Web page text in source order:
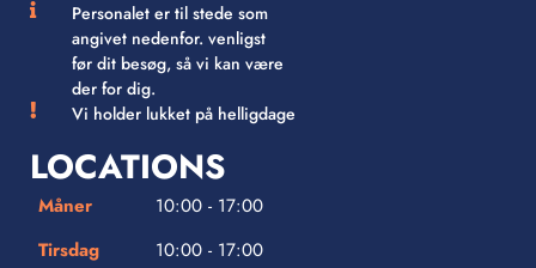
Personalet er til stede som
angivet nedenfor. venligst
før dit besøg, så vi kan være
der for dig.
Vi holder lukket på helligdage
LOCATIONS
Måner
10:00 - 17:00
Tirsdag
10:00 - 17:00